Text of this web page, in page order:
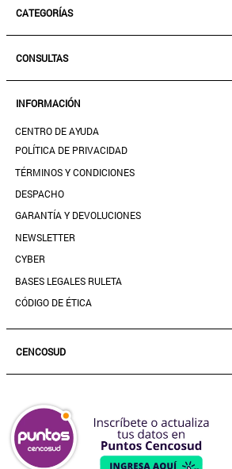
CATEGORÍAS
MUJER
ACCESORIOS
CALZADO
SALE
CONSULTAS
SEGUIR MI PEDIDO
DESCARGA TU BOLETA AQUÍ
MIS FAVORITOS
GUÍA DE TALLAS
CONTACTANOS
TIENDAS
PREGUNTAS FRECUENTES
INFORMACIÓN
CENTRO DE AYUDA
POLÍTICA DE PRIVACIDAD
TÉRMINOS Y CONDICIONES
DESPACHO
GARANTÍA Y DEVOLUCIONES
NEWSLETTER
CYBER
BASES LEGALES RULETA
CÓDIGO DE ÉTICA
CENCOSUD
SEGURO CENCOSUD
VENTA EMPRESA
PARIS